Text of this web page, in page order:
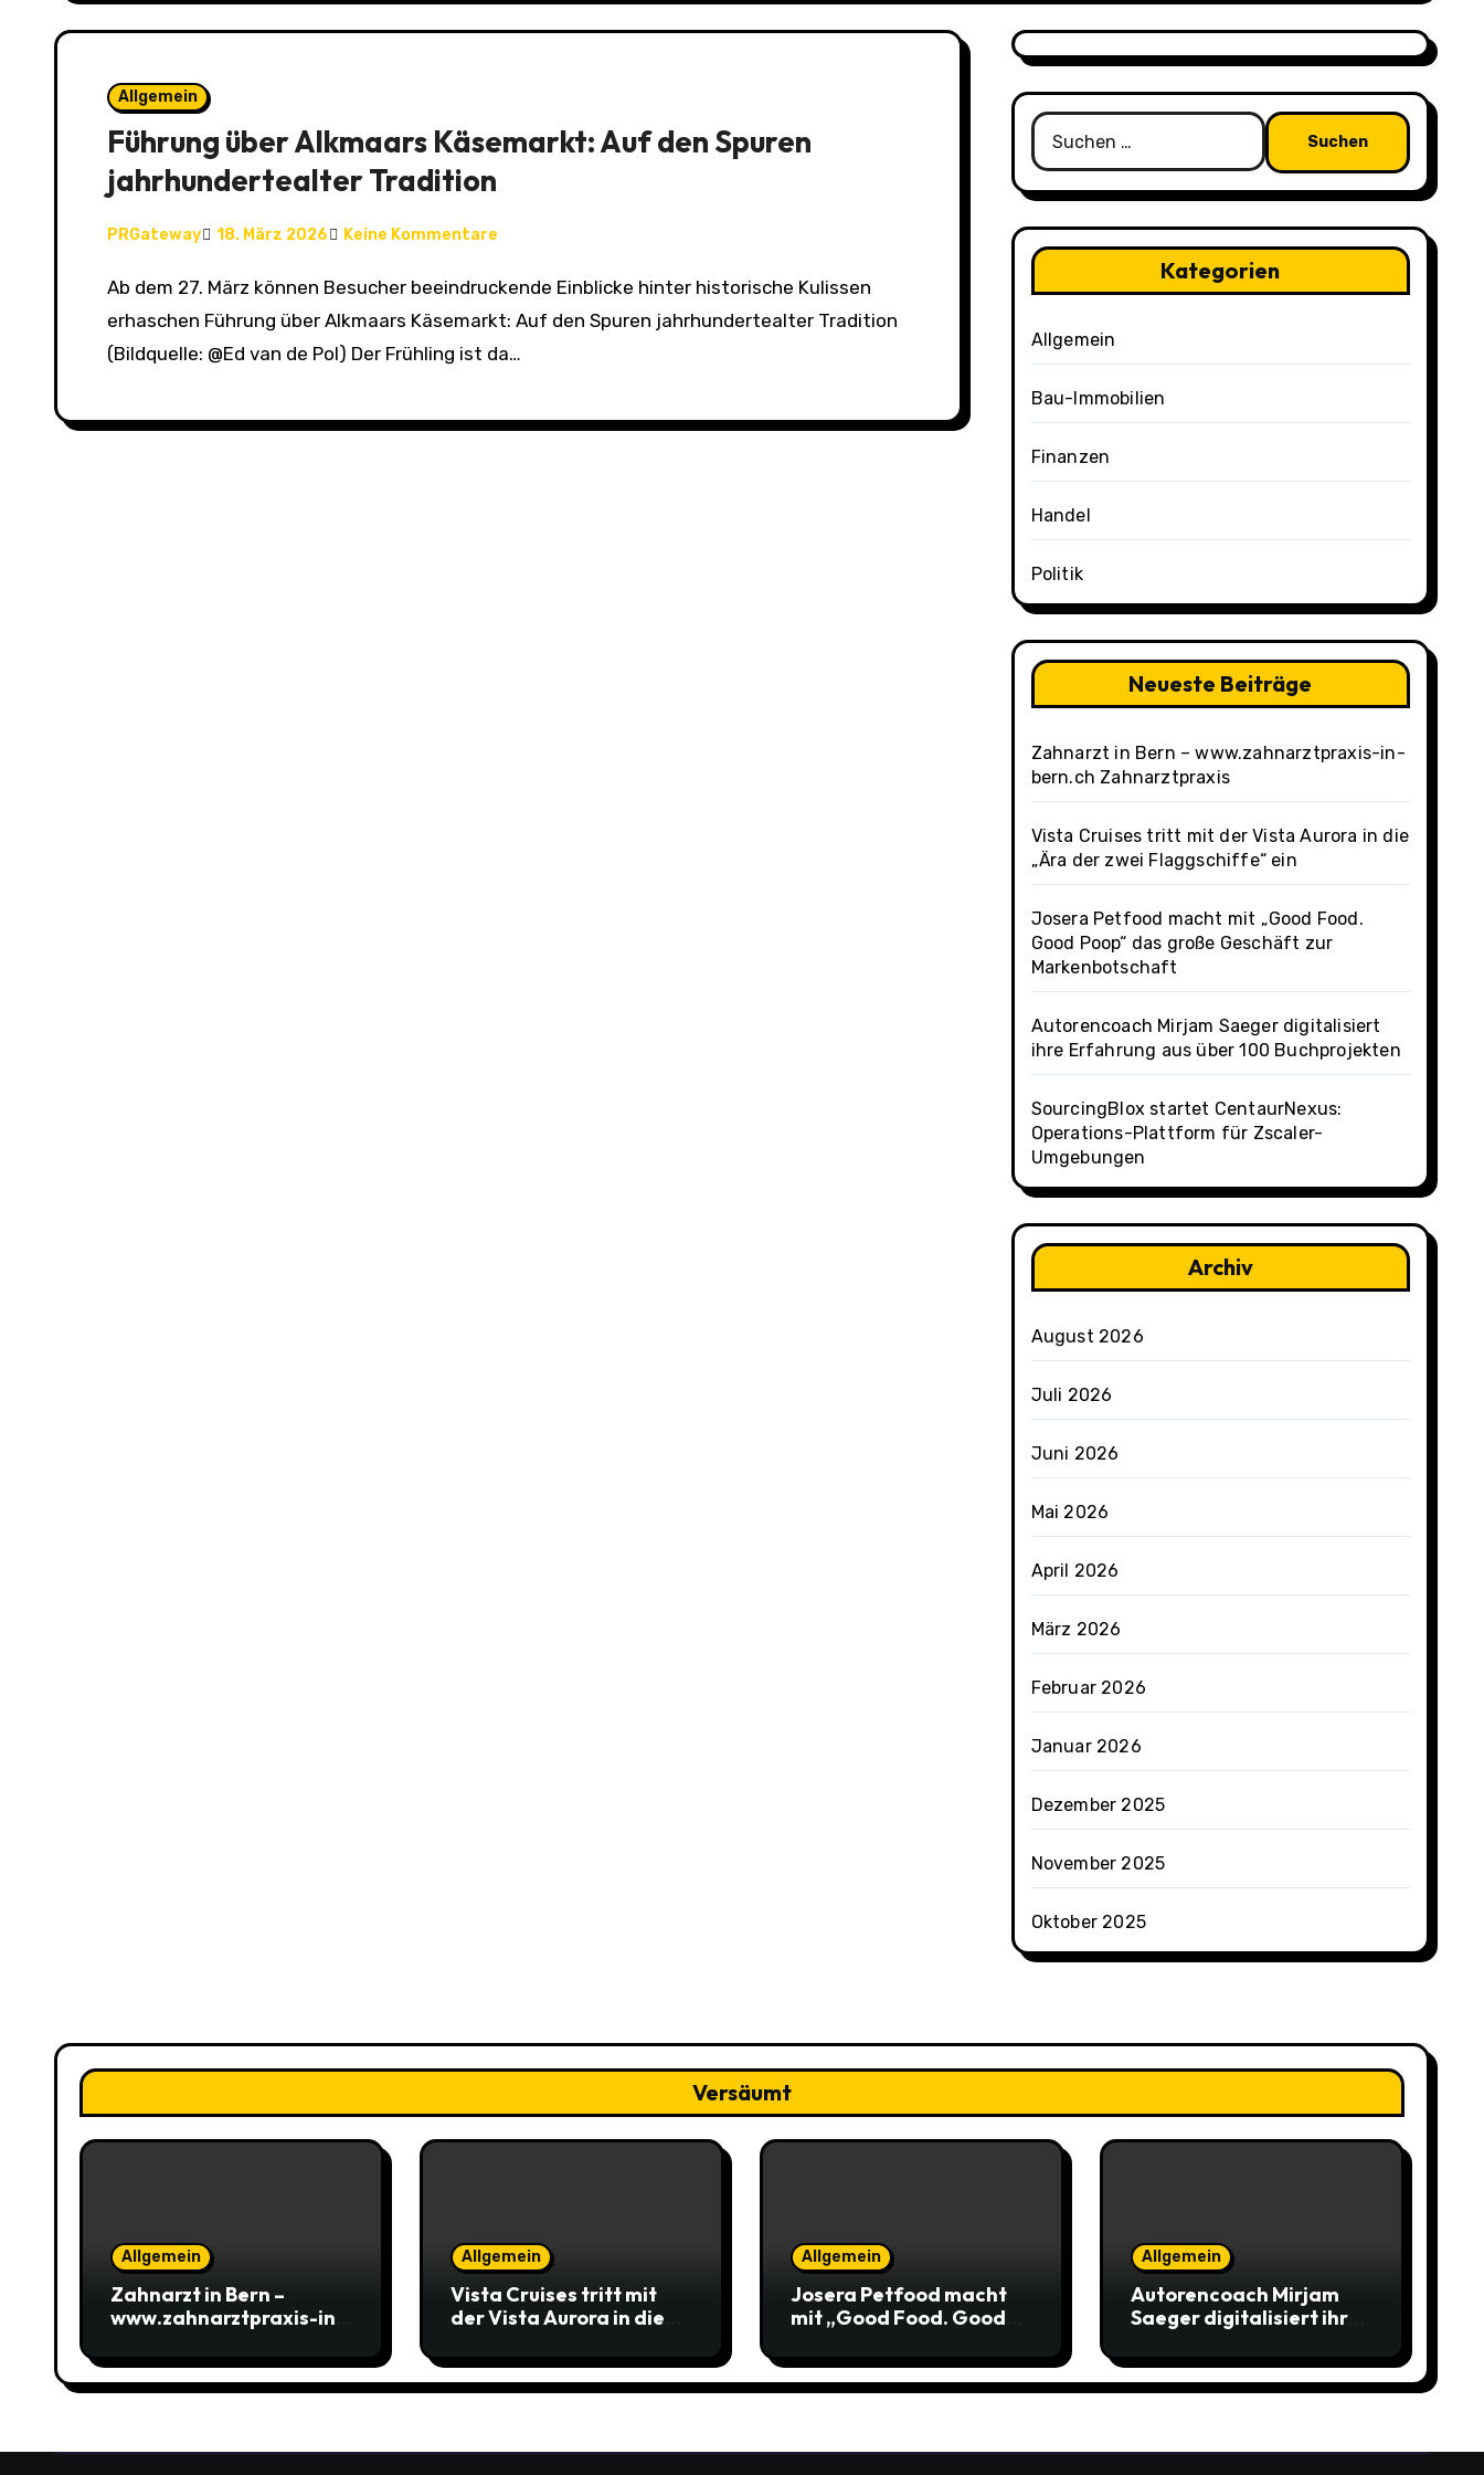
Allgemein
Führung über Alkmaars Käsemarkt: Auf den Spuren
jahrhundertealter Tradition
PRGateway 18. März 2026 Keine Kommentare
Ab dem 27. März können Besucher beeindruckende Einblicke hinter historische Kulissen
erhaschen Führung über Alkmaars Käsemarkt: Auf den Spuren jahrhundertealter Tradition
(Bildquelle: @Ed van de Pol) Der Frühling ist da…
Suchen
nach:
Kategorien
Allgemein
Bau-Immobilien
Finanzen
Handel
Politik
Neueste Beiträge
Zahnarzt in Bern – www.zahnarztpraxis-in-
bern.ch Zahnarztpraxis
Vista Cruises tritt mit der Vista Aurora in die
„Ära der zwei Flaggschiffe“ ein
Josera Petfood macht mit „Good Food.
Good Poop“ das große Geschäft zur
Markenbotschaft
Autorencoach Mirjam Saeger digitalisiert
ihre Erfahrung aus über 100 Buchprojekten
SourcingBlox startet CentaurNexus:
Operations-Plattform für Zscaler-
Umgebungen
Archiv
August 2026
Juli 2026
Juni 2026
Mai 2026
April 2026
März 2026
Februar 2026
Januar 2026
Dezember 2025
November 2025
Oktober 2025
Versäumt
Allgemein
Zahnarzt in Bern –
www.zahnarztpraxis-in-
Allgemein
Vista Cruises tritt mit
der Vista Aurora in die
Flaggschiffe“ ein
Allgemein
Josera Petfood macht
mit „Good Food. Good
Geschäft zur
Markenbotschaft
Allgemein
Autorencoach Mirjam
Saeger digitalisiert ihre
Buchprojekten